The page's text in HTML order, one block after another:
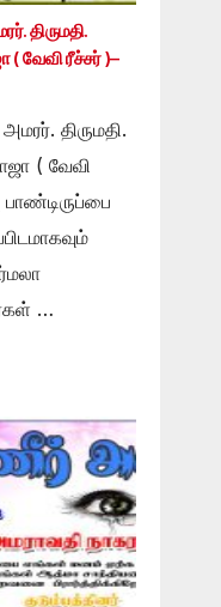
திருமதி.
( வேவி ரீச்சர் )–
திருமதி.
( வேவி
பாண்டிருப்பை
…